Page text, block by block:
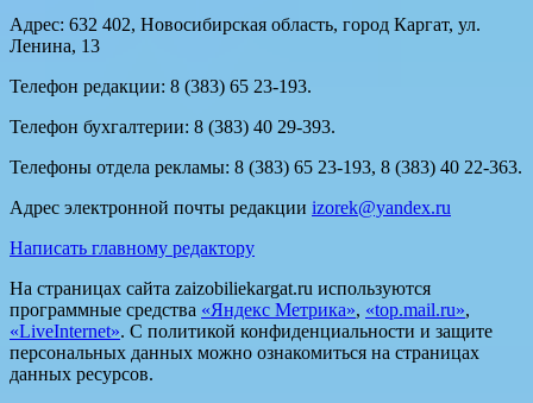
Адрес: 632 402, Новосибирская область, город Каргат, ул.
Ленина, 13
Телефон редакции: 8 (383) 65 23-193.
Телефон бухгалтерии: 8 (383) 40 29-393.
Телефоны отдела рекламы: 8 (383) 65 23-193, 8 (383) 40 22-363.
Адрес электронной почты редакции izorek@yandex.ru
Написать главному редактору
На страницах сайта zaizobiliekargat.ru используются
программные средства «Яндекс Метрика», «top.mail.ru»,
«LiveInternet». С политикой конфиденциальности и защите
персональных данных можно ознакомиться на страницах
данных ресурсов.